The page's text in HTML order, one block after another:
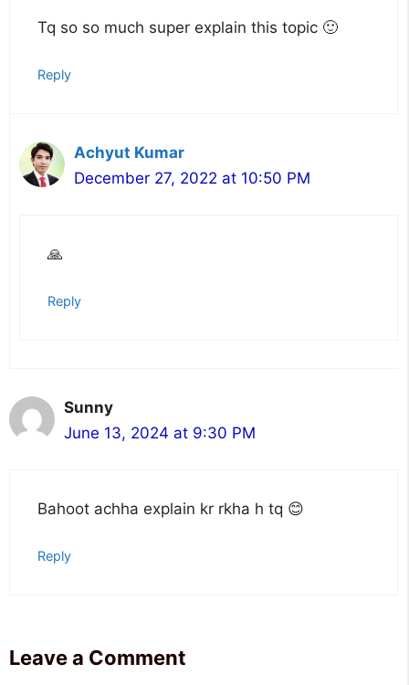
Tq so so much super explain this topic 🙂
Reply
Achyut Kumar
December 27, 2022 at 10:50 PM
🙏
Reply
Sunny
June 13, 2024 at 9:30 PM
Bahoot achha explain kr rkha h tq 😊
Reply
Leave a Comment